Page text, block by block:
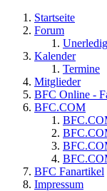
Startseite
Forum
Kalender
Termine
Mitglieder
BFC Online -
BFC.COM
BFC Fanartikel
Impressum